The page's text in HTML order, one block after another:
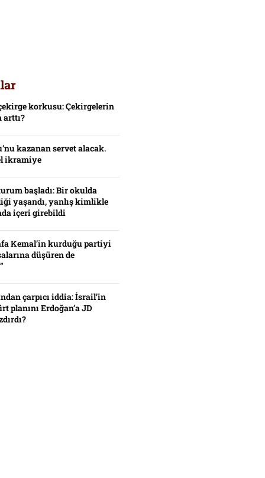
korkusu: Çekirgelerin
arttı?
kazanan servet alacak.
ikramiye
başladı: Bir okulda
yaşandı, yanlış kimlikle
içeri girebildi
Kemal’in kurduğu partiyi
düşüren de
çarpıcı iddia: İsrail’in
planını Erdoğan’a JD